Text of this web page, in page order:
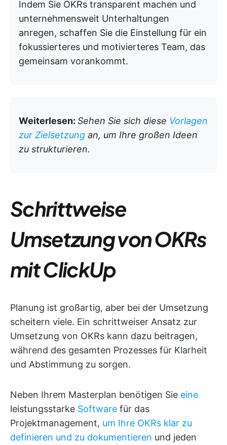
Indem Sie OKRs transparent machen und
unternehmensweit Unterhaltungen
anregen, schaffen Sie die Einstellung für ein
fokussierteres und motivierteres Team, das
gemeinsam vorankommt.
Weiterlesen: Sehen Sie sich diese Vorlagen
zur Zielsetzung an, um Ihre großen Ideen
zu strukturieren.
Schrittweise
Umsetzung von OKRs
mit ClickUp
Planung ist großartig, aber bei der Umsetzung
scheitern viele. Ein schrittweiser Ansatz zur
Umsetzung von OKRs kann dazu beitragen,
während des gesamten Prozesses für Klarheit
und Abstimmung zu sorgen.
Neben Ihrem Masterplan benötigen Sie eine
leistungsstarke Software für das
Projektmanagement, um Ihre OKRs klar zu
definieren und zu dokumentieren und jeden